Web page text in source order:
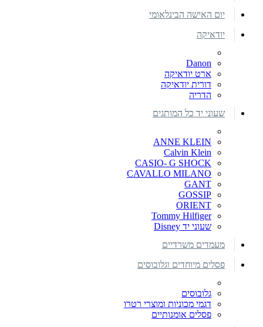
יום האישה הבינלאומי
יודאיקה
Danon
ארט יודאיקה
דורית יודאיקה
הדריה
שעוני יד כל המותגים
ANNE KLEIN
Calvin Klein
CASIO- G SHOCK
CAVALLO MILANO
GANT
GOSSIP
ORIENT
Tommy Hilfiger
שעוני יד Disney
מעמדים משרדיים
פסלים מיוחדים וגלובוסים
גלובוסים
דגמי מכוניות ומוצרי רטרו
פסלים אומנותיים